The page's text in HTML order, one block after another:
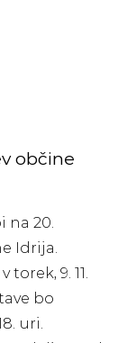
občine
na 20.
Idrija.
9. 11.
bo
uri.